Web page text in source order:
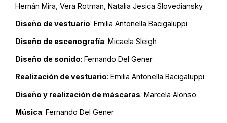
Hernán Mira, Vera Rotman, Natalia Jesica Slovediansky
Diseño de vestuario: Emilia Antonella Bacigaluppi
Diseño de escenografía: Micaela Sleigh
Diseño de sonido: Fernando Del Gener
Realización de vestuario: Emilia Antonella Bacigaluppi
Diseño y realización de máscaras: Marcela Alonso
Música: Fernando Del Gener